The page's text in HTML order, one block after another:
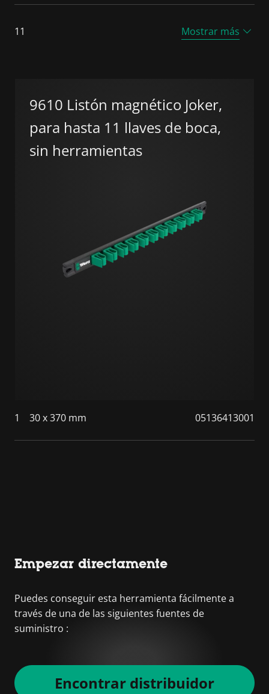
11 Mostrar más
9610 Listón magnético Joker,
para hasta 11 llaves de boca,
sin herramientas
1 30 x 370 mm 05136413001
Empezar directamente
Puedes conseguir esta herramienta fácilmente a
través de una de las siguientes fuentes de
suministro :
Encontrar distribuidor